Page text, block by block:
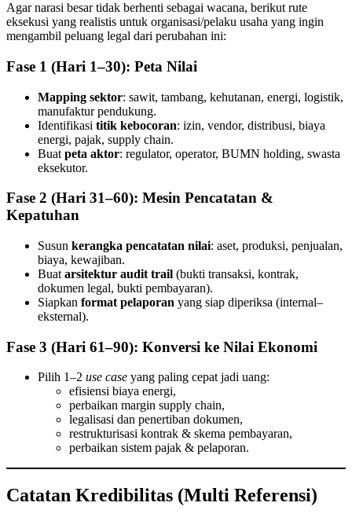
Agar narasi besar tidak berhenti sebagai wacana, berikut rute
eksekusi yang realistis untuk organisasi/pelaku usaha yang ingin
mengambil peluang legal dari perubahan ini:
Fase 1 (Hari 1–30): Peta Nilai
Mapping sektor: sawit, tambang, kehutanan, energi, logistik,
manufaktur pendukung.
Identifikasi titik kebocoran: izin, vendor, distribusi, biaya
energi, pajak, supply chain.
Buat peta aktor: regulator, operator, BUMN holding, swasta
eksekutor.
Fase 2 (Hari 31–60): Mesin Pencatatan &
Kepatuhan
Susun kerangka pencatatan nilai: aset, produksi, penjualan,
biaya, kewajiban.
Buat arsitektur audit trail (bukti transaksi, kontrak,
dokumen legal, bukti pembayaran).
Siapkan format pelaporan yang siap diperiksa (internal–
eksternal).
Fase 3 (Hari 61–90): Konversi ke Nilai Ekonomi
Pilih 1–2 use case yang paling cepat jadi uang:
efisiensi biaya energi,
perbaikan margin supply chain,
legalisasi dan penertiban dokumen,
restrukturisasi kontrak & skema pembayaran,
perbaikan sistem pajak & pelaporan.
Catatan Kredibilitas (Multi Referensi)